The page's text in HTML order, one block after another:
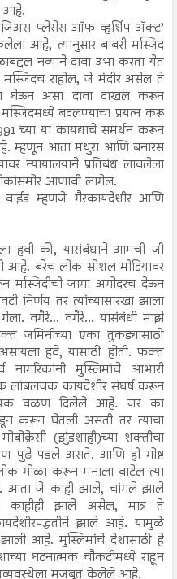
आहे.
प्लेसेस ऑफ व्हर्शिप अ‍ॅक्ट’
आहे, त्यानुसार बाबरी मस्जिद
नव्याने दावा उभा करता येत
राहील, जे मंदीर असेल ते
घेऊन असा दावा दाखल करून
बदलण्याचा प्रयत्न करू
च्या या कायद्याचे समर्थन करून
म्हणून आता मथुरा आणि बनारस
न्यायालयाने प्रतिबंध लावलेला
आणावी लागेल.
म्हणजे गैरकायदेशीर आणि
हवी की, यासंबंधाने आमची जी
आहे. बरेच लोक सोशल मीडियावर
जागा अगोदरच देऊन
तर त्यांच्यासारखा झाला
गेला. वगैरे... वगैरे... यासंबंधी माझे
एका तुकड्यासाठी
हवे, यासाठी होती. फक्त
नागरिकांनी मुस्लिमांचे आभारी
लांबलचक कायदेशीर संघर्ष करून
वळण दिलेले आहे. जर का
करून घेतली असती तर त्याचा
(झुंडशाही)च्या शक्तीचा
पुढे पडले असते. आणि ही गोष्ट
गोळा करून मनाला वाटेल त्या
आता जे काही झाले, चांगले झाले
झाले असेल, मात्र ते
झाले आहे. यामुळे
आहे. मुस्लिमांचे देशासाठी हे
घटनात्मक चौकटीमध्ये राहून